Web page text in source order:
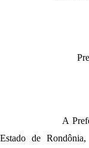
A
Estado de